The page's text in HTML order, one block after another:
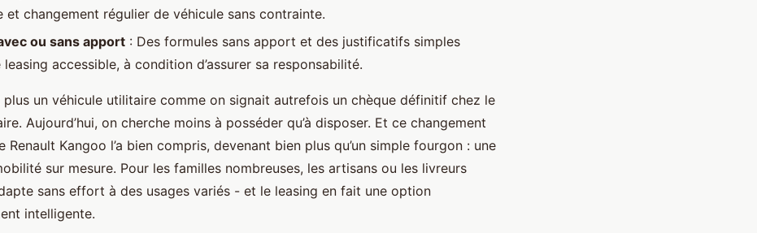
et changement régulier de véhicule sans contrainte.
ou sans apport : Des formules sans apport et des justificatifs simples
leasing accessible, à condition d’assurer sa responsabilité.
plus un véhicule utilitaire comme on signait autrefois un chèque définitif chez le
Aujourd’hui, on cherche moins à posséder qu’à disposer. Et ce changement
Renault Kangoo l’a bien compris, devenant bien plus qu’un simple fourgon : une
sur mesure. Pour les familles nombreuses, les artisans ou les livreurs
sans effort à des usages variés - et le leasing en fait une option
intelligente.